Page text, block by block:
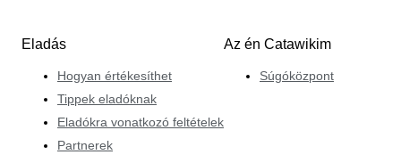
Eladás
Hogyan értékesíthet
Tippek eladóknak
Eladókra vonatkozó feltételek
Partnerek
Az én Catawikim
Súgóközpont